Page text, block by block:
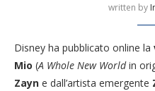
written by
Disney ha pubblicato online la
Mio (A Whole New Worldin
Zayn e dall’artista emergente